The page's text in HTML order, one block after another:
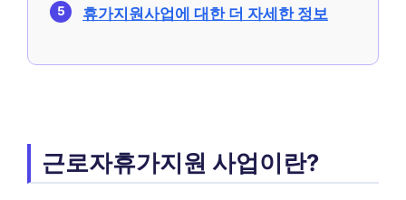
휴가지원사업에 대한 더 자세한 정보
근로자휴가지원 사업이란?